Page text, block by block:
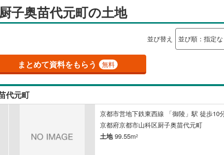
子奥苗代元町の土地
並び替え
まとめて資料をもらう 無料
代元町
京都市営地下鉄東西線 「御陵」駅 徒歩10
京都府京都市山科区厨子奥苗代元町
土地99.55m2
新潟 長野 富山
三重
大阪 兵庫
鳥取 島根 岡山 広島
愛媛 高知
福岡 佐賀 長崎
山科区(37)
舞鶴市
宮津市(2)
城陽市(13)
八幡市(10) 京田辺市(8)
南丹市(6) 木津川市(18)
綴喜郡井手町
北花山河原町(1)
小山北溝町(1) 小山南溝町(1)
四ノ宮神田町 (2)
四ノ宮山田町(1)
西野岸ノ下町
京都市営地下鉄烏丸線(0)
京福電気鉄道嵐山本
叡山電鉄叡山本線(0) 嵯峨野観光鉄道(0)
京阪宇治線(0)
京阪石清水八幡宮参道ケーブル(0) 阪急京都本線(0)
京都丹後鉄道宮福線(0) 京都丹後鉄道宮舞線(
更地渡し（0）
最寄りの駅が始発駅（0）
オンライン内見(相談)可（0） IT重説可（0）
保存した条件を見る
検索条件を保存する
マイページ
お気に入りリス
閉じる
お気に入りリス
閉じる